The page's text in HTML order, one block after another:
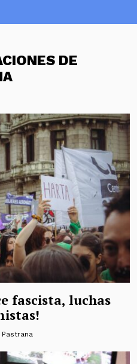
DE
fascista, luchas